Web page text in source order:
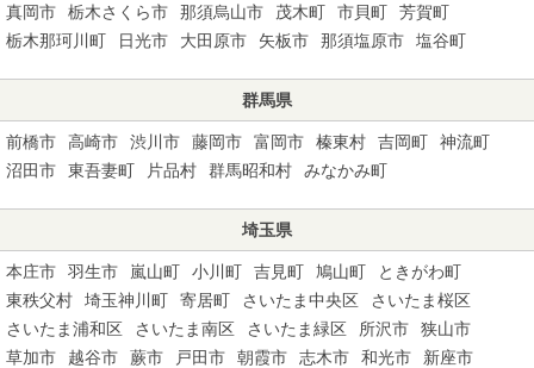
真岡市 栃木さくら市 那須烏山市 茂木町 市貝町
芳賀町
栃木那珂川町
日光市 大田原市 矢板市 那須塩原市 塩谷町
群馬県
前橋市 高崎市 渋川市 藤岡市 富岡市 榛東村 吉岡町
神流町
沼田市
東吾妻町 片品村 群馬昭和村 みなかみ町
埼玉県
本庄市 羽生市 嵐山町 小川町 吉見町 鳩山町
ときがわ町
東秩父村
埼玉神川町 寄居町 さいたま中央区
さいたま桜区
さいたま浦和区
さいたま南区 さいたま緑区 所沢市
狭山市
草加市
越谷市 蕨市 戸田市 朝霞市 志木市 和光市
新座市